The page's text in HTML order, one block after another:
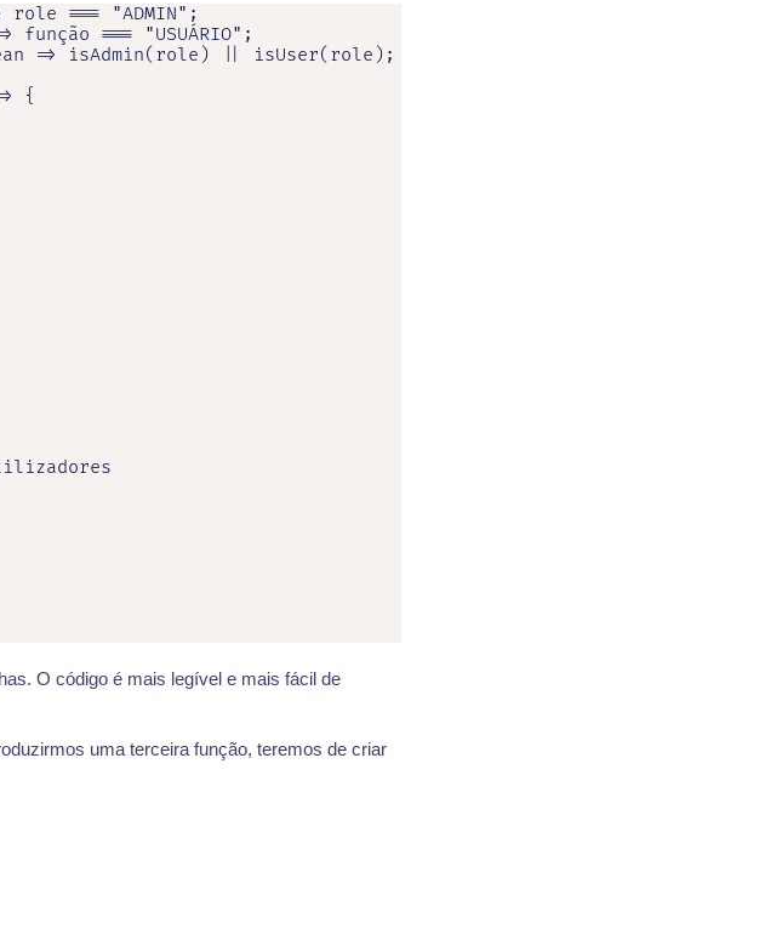
=== "ADMIN";
=== "USUÁRIO";
=> isAdmin(role) || isUser(role);
{
O código é mais legível e mais fácil de
uma terceira função, teremos de criar